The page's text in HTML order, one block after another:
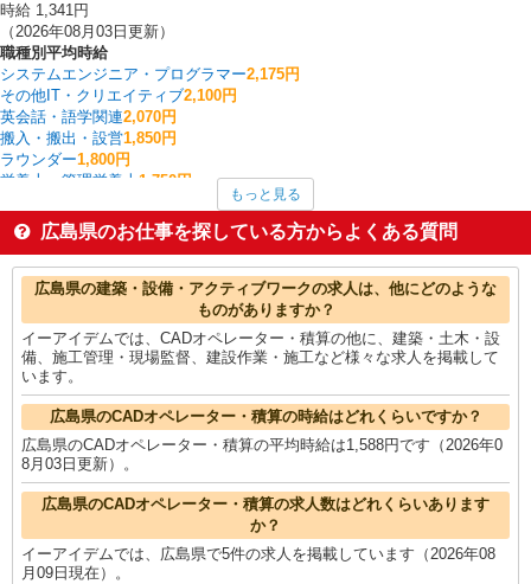
時給 1,341円
（2026年08月03日更新）
職種別平均時給
システムエンジニア・プログラマー2,175円
その他IT・クリエイティブ2,100円
英会話・語学関連2,070円
搬入・搬出・設営1,850円
ラウンダー1,800円
栄養士・管理栄養士 1,750円
CADオペレーター・積算1,588円
ポスティング 1,550円
量販店・大型SC・百貨店1,520円
広島県の他の職種の平均時給を見る
もっと見る
広島県のお仕事を探している方からよくある質問
広島県の建築・設備・アクティブワークの求人は、他にどのような
ものがありますか？
イーアイデムでは、CADオペレーター・積算の他に、建築・土木・設
備、施工管理・現場監督、建設作業・施工など様々な求人を掲載して
います。
広島県のCADオペレーター・積算の時給はどれくらいですか？
広島県のCADオペレーター・積算の平均時給は1,588円です（2026年0
8月03日更新）。
広島県のCADオペレーター・積算の求人数はどれくらいあります
か？
イーアイデムでは、広島県で5件の求人を掲載しています（2026年08
月09日現在）。